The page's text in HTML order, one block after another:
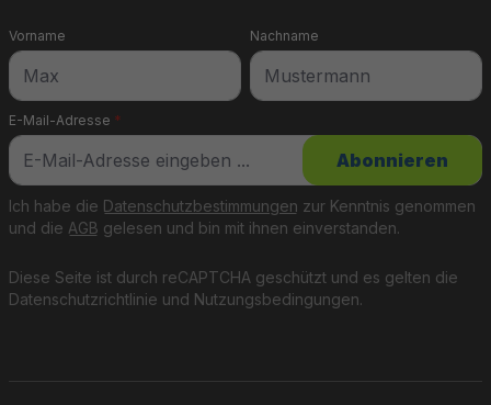
E-Mail-Adresse *
Vorname Nachname
Diese Seite ist durch reCAPTCHA geschützt und es gelten die
Datenschutzrichtlinie und Nutzungsbedingungen.
Ich habe die Datenschutzbestimmungen zur Kenntnis genommen
und die AGB gelesen und bin mit ihnen einverstanden.
Abonnieren